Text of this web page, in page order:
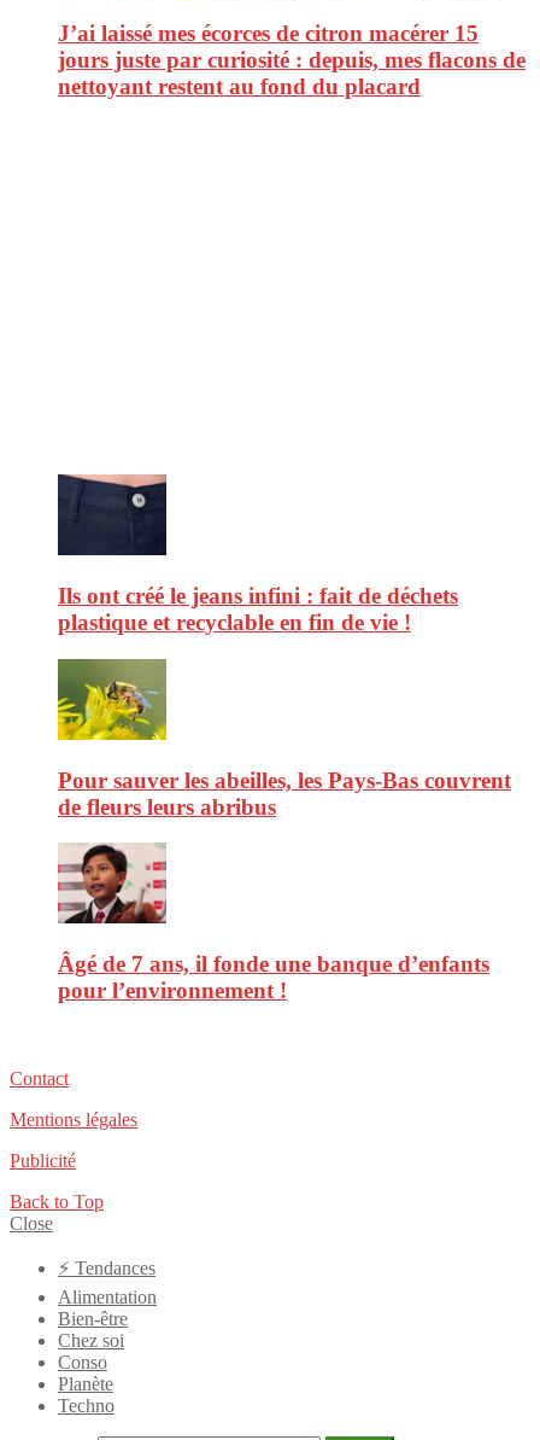
J’ai laissé mes écorces de citron macérer 15
jours juste par curiosité : depuis, mes flacons de
nettoyant restent au fond du placard
Ils ont créé le jeans infini : fait de déchets
plastique et recyclable en fin de vie !
Pour sauver les abeilles, les Pays-Bas couvrent
de fleurs leurs abribus
Âgé de 7 ans, il fonde une banque d’enfants
pour l’environnement !
Contact
Mentions légales
Publicité
Back to Top
Close
⚡️ Tendances
Alimentation
Bien-être
Chez soi
Conso
Planète
Techno